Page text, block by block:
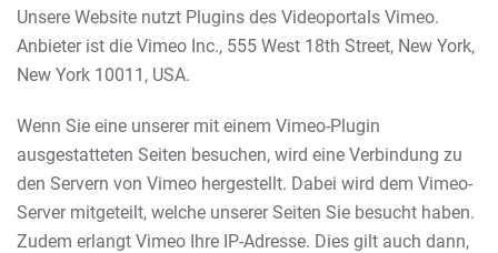
Unsere Website nutzt Plugins des Videoportals Vimeo.
Anbieter ist die Vimeo Inc., 555 West 18th Street, New York,
New York 10011, USA.
Wenn Sie eine unserer mit einem Vimeo-Plugin
ausgestatteten Seiten besuchen, wird eine Verbindung zu
den Servern von Vimeo hergestellt. Dabei wird dem Vimeo-
Server mitgeteilt, welche unserer Seiten Sie besucht haben.
Zudem erlangt Vimeo Ihre IP-Adresse. Dies gilt auch dann,